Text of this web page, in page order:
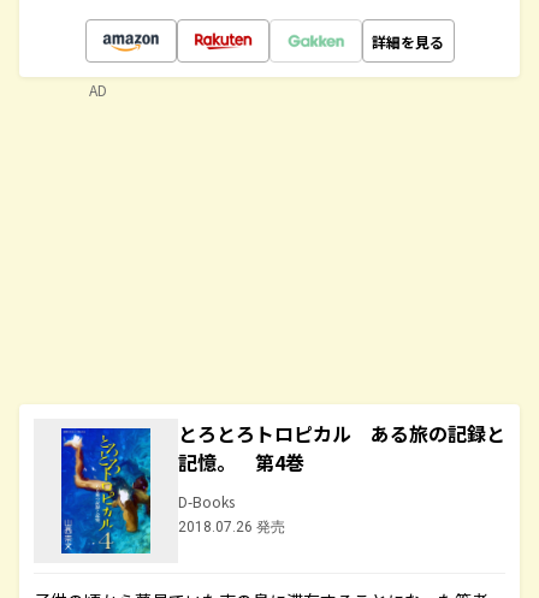
詳細を見る
とろとろトロピカル ある旅の記録と
記憶。 第4巻
D-Books
2018.07.26 発売
AD